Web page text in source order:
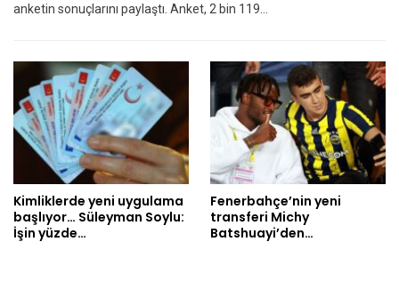
anketin sonuçlarını paylaştı. Anket, 2 bin 119…
Kimliklerde yeni uygulama
başlıyor… Süleyman Soylu:
İşin yüzde…
Fenerbahçe’nin yeni
transferi Michy
Batshuayi’den…